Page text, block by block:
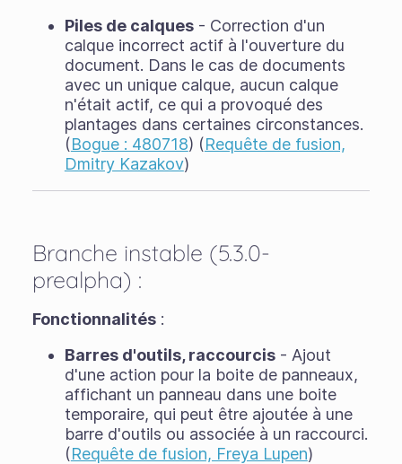
Piles de calques- Correction d'un
calque incorrect actif à l'ouverture du
document. Dans le cas de documents
avec un unique calque, aucun calque
n'était actif, ce qui a provoqué des
plantages dans certaines circonstances.
(Bogue : 480718) (Requête de fusion,
Dmitry Kazakov)
Branche instable (5.3.0-
prealpha) :
Fonctionnalités:
Barres d'outils, raccourcis- Ajout
d'une action pour la boite de panneaux,
affichant un panneau dans une boite
temporaire, qui peut être ajoutée à une
barre d'outils ou associée à un raccourci.
(Requête de fusion, Freya Lupen)